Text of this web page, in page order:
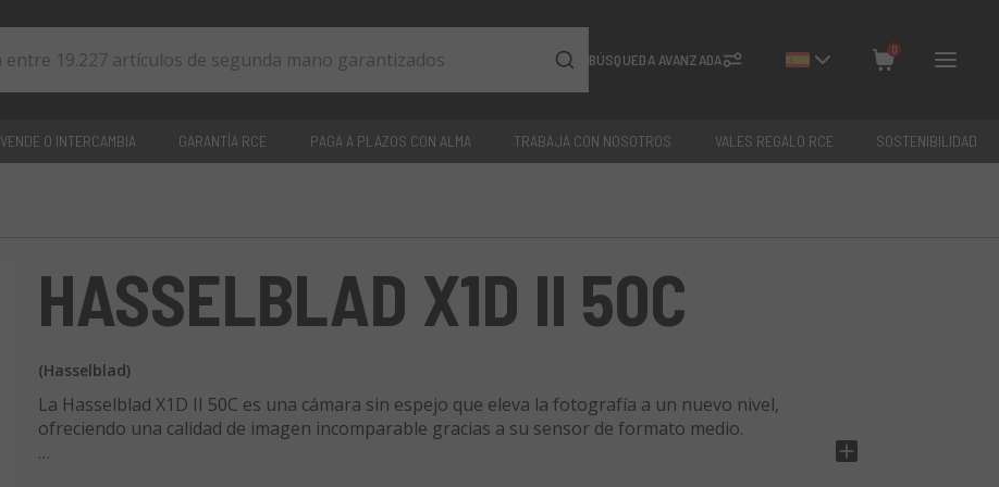
BÚSQUEDA AVANZADA
0
Cerrar
VENDE O INTERCAMBIA GARANTÍA RCE PAGA A PLAZOS CON ALMA TRABAJA CON NOSOTROS VALES REGALO RCE SOSTENIBILIDAD
HASSELBLAD X1D II 50C
(Hasselblad)
La Hasselblad X1D II 50C es una cámara sin espejo que eleva la fotografía a un nuevo nivel,
ofreciendo una calidad de imagen incomparable gracias a su sensor de formato medio.